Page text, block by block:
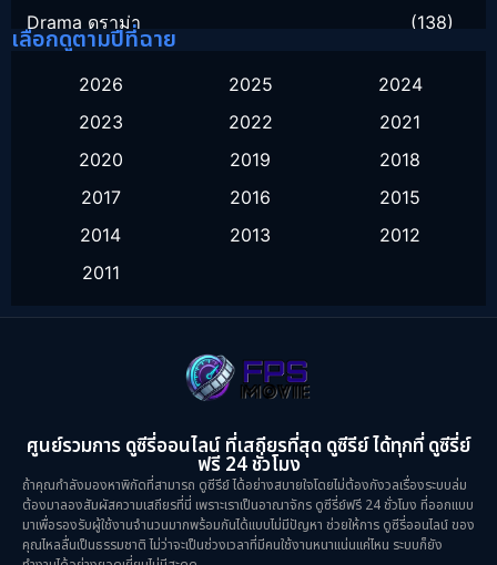
Drama ดราม่า (138)
Family ครอบครัว
Fantasy จินตนาการ (55)
History ประวัติศาสตร์
Horror สยองขวัญ
Mystery ลึกลับ (57)
Period ย้อนยุค (39)
เลือกดูตามปีที่ฉาย
2026 2025
2024
2023
2022
2021
2020
2019
2018
2017
2016
2015
2014
2013
2012
2011
ศูนย์รวมการ ดูซีรี่ออนไลน์ ที่เสถียรที่สุด ดูซีรีย์ ได้ทุกที่ ดูซีรี่ย์
ฟรี 24 ชั่วโมง
ถ้าคุณกำลังมองหาพิกัดที่สามารถ ดูซีรีย์ ได้อย่างสบายใจโดยไม่ต้องกังวลเรื่องระบบล่ม
ต้องมาลองสัมผัสความเสถียรที่นี่ เพราะเราเป็นอาณาจักร ดูซีรี่ย์ฟรี 24 ชั่วโมง ที่ออกแบบ
มาเพื่อรองรับผู้ใช้งานจำนวนมากพร้อมกันได้แบบไม่มีปัญหา ช่วยให้การ ดูซีรี่ออนไลน์ ของ
คุณไหลลื่นเป็นธรรมชาติ ไม่ว่าจะเป็นช่วงเวลาที่มีคนใช้งานหนาแน่นแค่ไหน ระบบก็ยัง